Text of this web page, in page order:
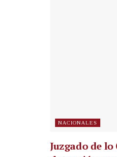
NACIONALES
Juzgado de